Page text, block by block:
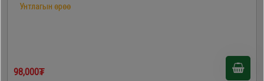
Унтлагын өрөө
98,000₮